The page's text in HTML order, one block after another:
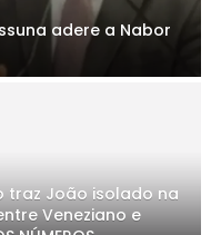
adere a Nabor
traz João isolado na
Veneziano e